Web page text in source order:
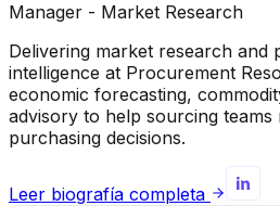
Manager - Market Research
Delivering market research and
intelligence at Procurement
economic forecasting,
advisory to help sourcing teams
purchasing decisions.
Leer biografía completa